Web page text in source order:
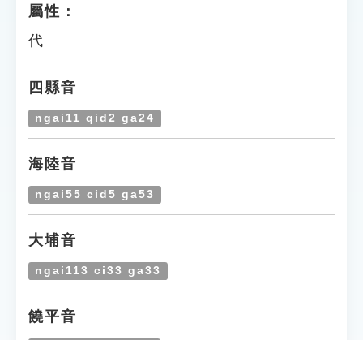
遊戲專區
教學應用
貓頭鷹博士
屬性：
代
四縣音
ngai11 qid2 ga24
海陸音
ngai55 cid5 ga53
大埔音
ngai113 ci33 ga33
饒平音